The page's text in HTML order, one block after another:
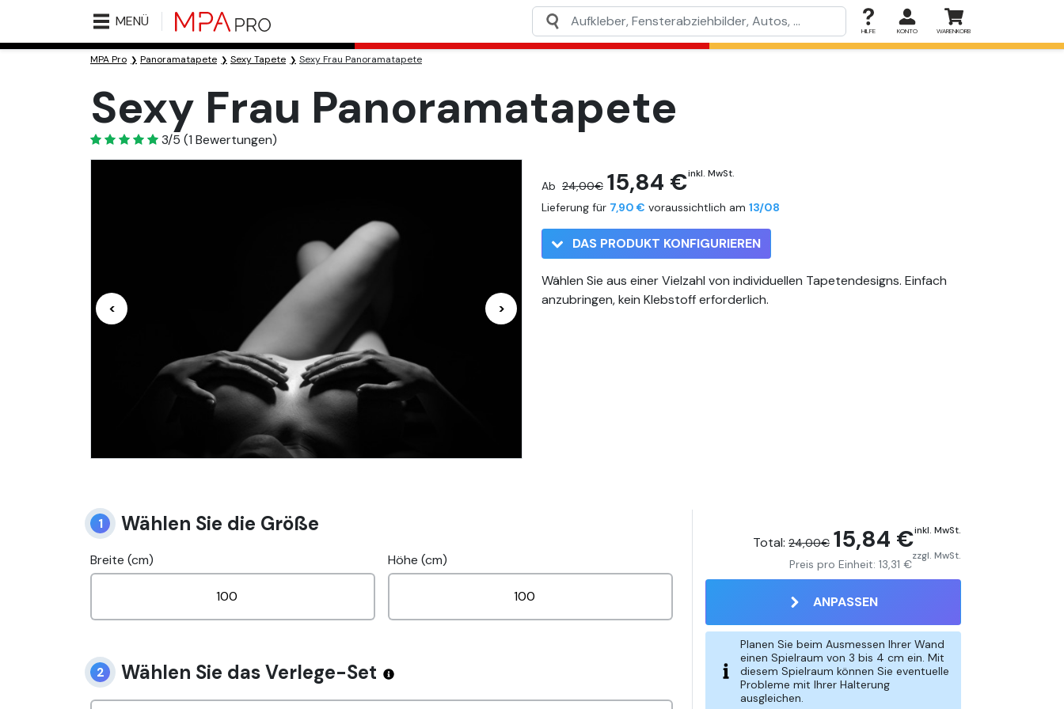
MENÜ
HILFE KONTO WARENKORB
MPA Pro Panoramatapete Sexy Tapete Sexy Frau Panoramatapete
Sexy Frau Panoramatapete
3
3/5 (1 Bewertungen)
< >
Ab 24,00€ 15,84 €inkl. MwSt.
Lieferung für 7,90 € voraussichtlich am 13/08
DAS PRODUKT KONFIGURIEREN
Wählen Sie aus einer Vielzahl von individuellen Tapetendesigns. Einfach
anzubringen, kein Klebstoff erforderlich.
1 Wählen Sie die Größe
Breite (cm) Höhe (cm)
2 Wählen Sie das Verlege-Set
Total: 24,00€ 15,84 €inkl. MwSt.
Preis pro Einheit: 13,31 €
zzgl. MwSt.
ANPASSEN
Planen Sie beim Ausmessen Ihrer Wand
einen Spielraum von 3 bis 4 cm ein. Mit
diesem Spielraum können Sie eventuelle
Probleme mit Ihrer Halterung
ausgleichen.